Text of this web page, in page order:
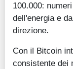
100.000:
dell'energia e
direzione.
Con il Bitcoin
consistente dei